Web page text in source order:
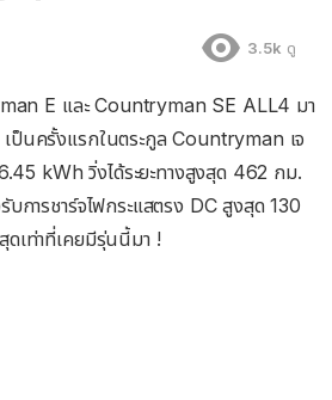
3.5k ดู
E และ Countryman SE ALL4 มา
ป็นครั้งแรกในตระกูล Countryman เจ
kWh วิ่งได้ระยะทางสูงสุด 462 กม.
บการชาร์จไฟกระแสตรง DC สูงสุด 130
เท่าที่เคยมีรุ่นนี้มา !